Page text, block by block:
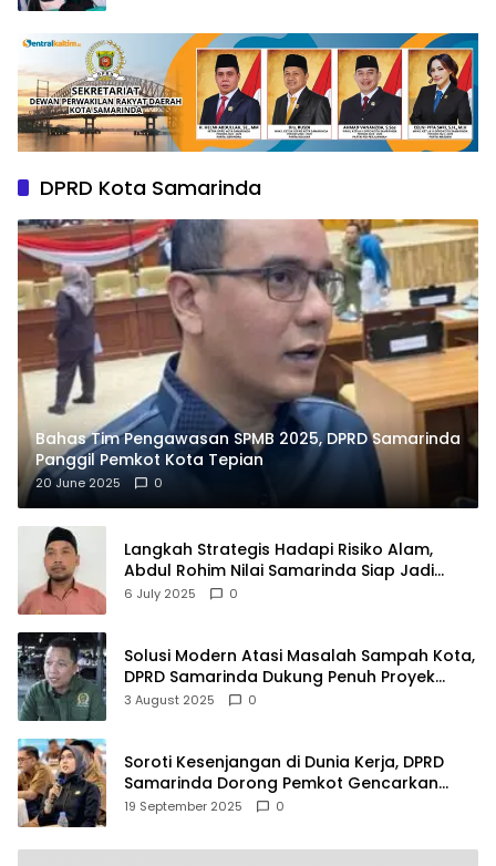
DPRD Kota Samarinda
Bahas Tim Pengawasan SPMB 2025, DPRD Samarinda
Panggil Pemkot Kota Tepian
20 June 2025 0
Langkah Strategis Hadapi Risiko Alam,
Abdul Rohim Nilai Samarinda Siap Jadi
Pusat Logistik Bencana Kalimantan
6 July 2025 0
Solusi Modern Atasi Masalah Sampah Kota,
DPRD Samarinda Dukung Penuh Proyek
PLTSA
3 August 2025 0
Soroti Kesenjangan di Dunia Kerja, DPRD
Samarinda Dorong Pemkot Gencarkan
Pemberdayaan Perempuan
19 September 2025 0